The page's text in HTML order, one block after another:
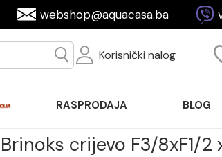
webshop@aquacasa.ba
Korisnički nalog
RASPRODAJA BLOG
Brinoks crijevo F3/8xF1/2